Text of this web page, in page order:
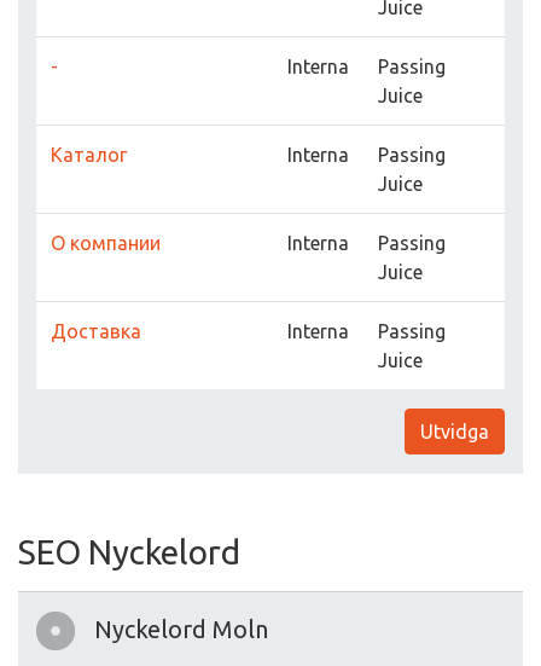
Juice
- Interna
Passing
Juice
Каталог Interna
Passing
Juice
О компании Interna
Passing
Juice
Доставка Interna
Passing
Juice
Utvidga
SEO Nyckelord
Nyckelord Moln